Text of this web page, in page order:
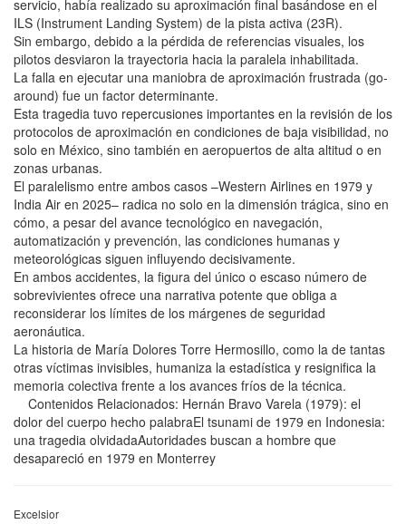
servicio, había realizado su aproximación final basándose en el
ILS (Instrument Landing System) de la pista activa (23R).
Sin embargo, debido a la pérdida de referencias visuales, los
pilotos desviaron la trayectoria hacia la paralela inhabilitada.
La falla en ejecutar una maniobra de aproximación frustrada (go-
around) fue un factor determinante.
Esta tragedia tuvo repercusiones importantes en la revisión de los
protocolos de aproximación en condiciones de baja visibilidad, no
solo en México, sino también en aeropuertos de alta altitud o en
zonas urbanas.
El paralelismo entre ambos casos –Western Airlines en 1979 y
India Air en 2025– radica no solo en la dimensión trágica, sino en
cómo, a pesar del avance tecnológico en navegación,
automatización y prevención, las condiciones humanas y
meteorológicas siguen influyendo decisivamente.
En ambos accidentes, la figura del único o escaso número de
sobrevivientes ofrece una narrativa potente que obliga a
reconsiderar los límites de los márgenes de seguridad
aeronáutica.
La historia de María Dolores Torre Hermosillo, como la de tantas
otras víctimas invisibles, humaniza la estadística y resignifica la
memoria colectiva frente a los avances fríos de la técnica.
Contenidos Relacionados: Hernán Bravo Varela (1979): el
dolor del cuerpo hecho palabraEl tsunami de 1979 en Indonesia:
una tragedia olvidadaAutoridades buscan a hombre que
desapareció en 1979 en Monterrey
Excelsior